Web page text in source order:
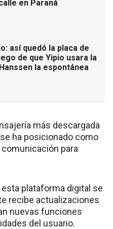
en Paraná
así quedó la placa de
de que Yipio usara la
la espontánea
más descargada
ha posicionado como
para
plataforma digital se
recibe actualizaciones
nuevas funciones
del usuario.